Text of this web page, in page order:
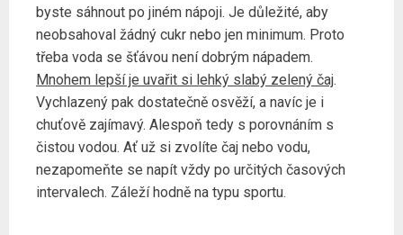
byste sáhnout po jiném nápoji. Je důležité, aby
neobsahoval žádný cukr nebo jen minimum. Proto
třeba voda se šťávou není dobrým nápadem.
Mnohem lepší je uvařit si lehký slabý zelený čaj.
Vychlazený pak dostatečně osvěží, a navíc je i
chuťově zajímavý. Alespoň tedy s porovnáním s
čistou vodou. Ať už si zvolíte čaj nebo vodu,
nezapomeňte se napít vždy po určitých časových
intervalech. Záleží hodně na typu sportu.